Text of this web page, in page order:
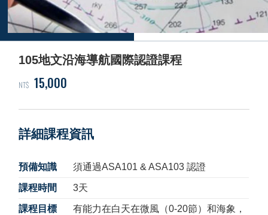
105地文沿海導航國際認證課程
NT$ 15,000
詳細課程資訊
預備知識 須通過ASA101 & ASA103 認證
課程時間 3天
課程目標
有能力在白天在微風（0-20節）和海象，